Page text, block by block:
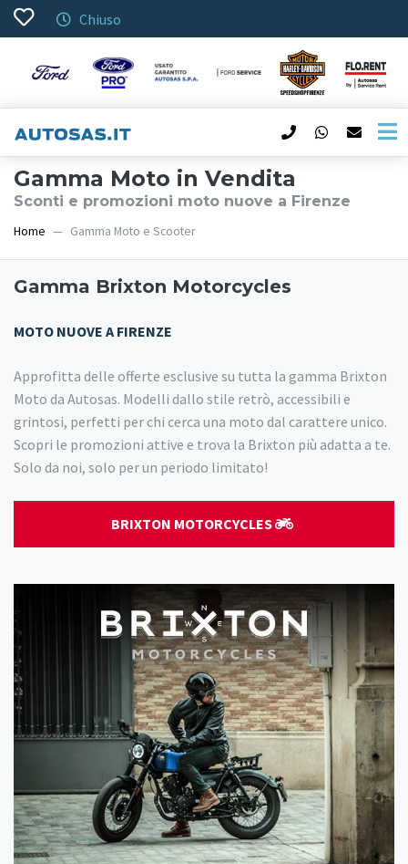
Chiuso
Gamma Moto in Vendita
Sconti e promozioni moto nuove a Firenze
Home Gamma Moto e Scooter
Gamma Brixton Motorcycles
MOTO NUOVE A FIRENZE
Approfitta delle offerte esclusive su tutta la gamma Brixton
Moto da Autosas. Modelli dallo stile retrò, accessibili e
grintosi, perfetti per chi cerca una moto dal carattere unico.
Scopri le promozioni attive e trova la Brixton più adatta a te.
Solo da noi, solo per un periodo limitato!
BRIXTON MOTORCYCLES